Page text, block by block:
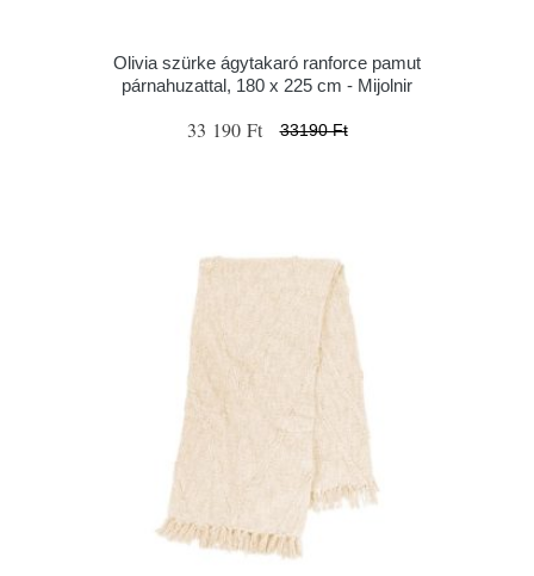
Olivia szürke ágytakaró ranforce pamut
párnahuzattal, 180 x 225 cm - Mijolnir
33 190 Ft 33190 Ft